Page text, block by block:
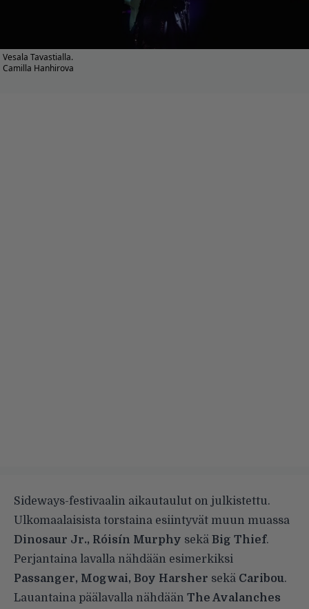
Vesala Tavastialla.
Camilla Hanhirova
Sideways-festivaalin aikautaulut on julkistettu.
Ulkomaalaisista torstaina esiintyvät muun muassa
Dinosaur Jr., Róisín Murphy sekä Big Thief.
Perjantaina lavalla nähdään esimerkiksi
Passanger, Mogwai, Boy Harsher sekä Caribou.
Lauantaina päälavalla nähdään The Avalanches